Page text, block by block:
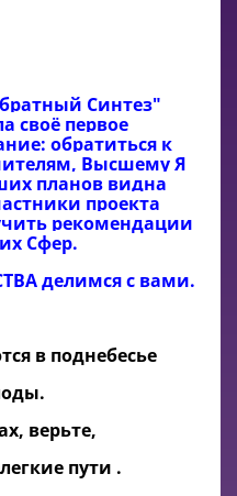
Синтез"
своё первое
обратиться к
Высшему Я
планов видна
проекта
рекомендации
Сфер.
делимся с вами.
в поднебесье
верьте,
пути .